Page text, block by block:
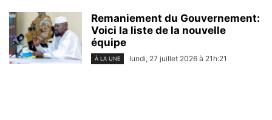
Remaniement du Gouvernement:
Voici la liste de la nouvelle
équipe
À LA UNE lundi, 27 juillet 2026 à 21h:21